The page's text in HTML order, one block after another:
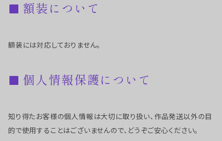
額装について
額装には対応しておりません。
個人情報保護について
知り得たお客様の個人情報は大切に取り扱い、作品発送以外の目
的で使用することはございませんので、どうぞご安心ください。